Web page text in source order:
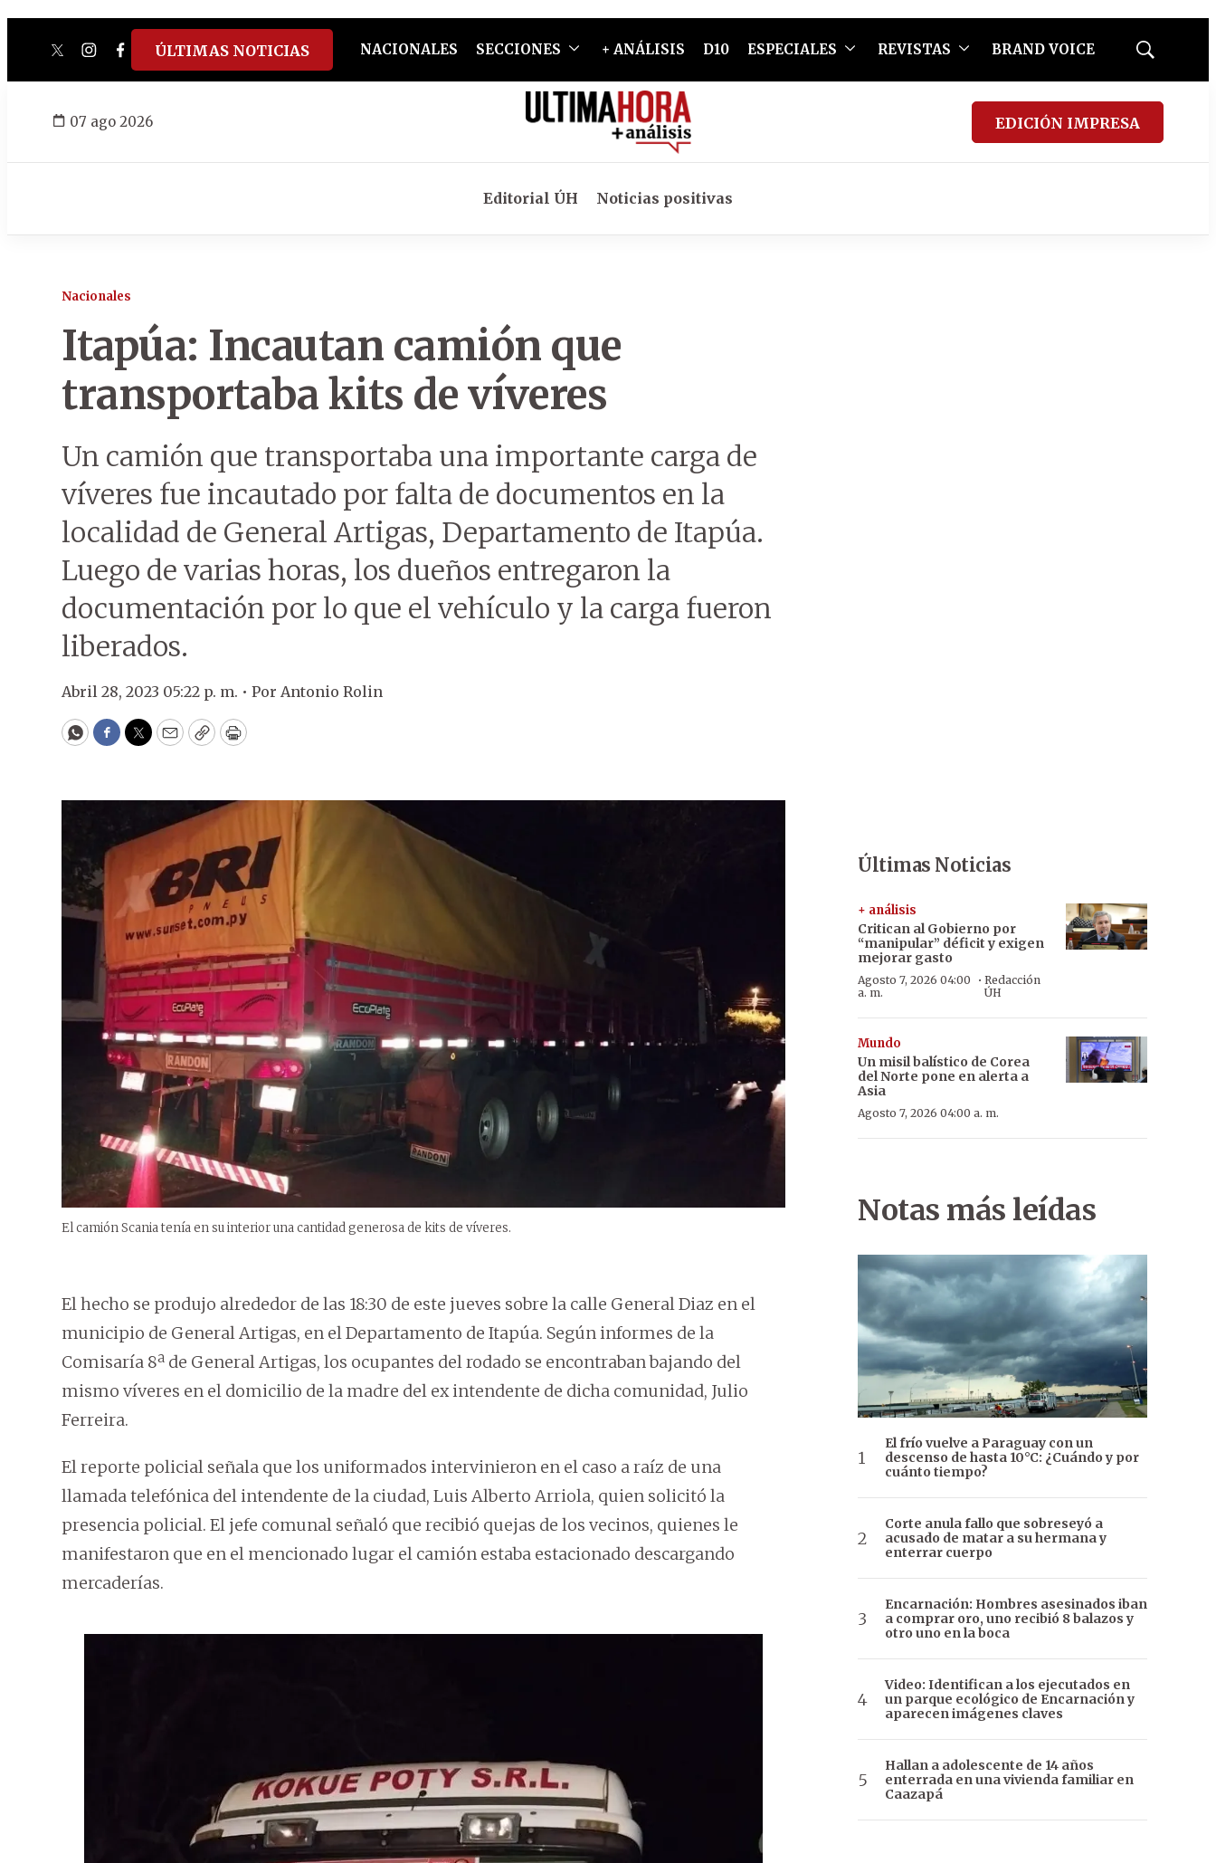
twitterinstagram
facebook
tiktokyoutube
spotify
ÚLTIMAS NOTICIAS NACIONALES SECCIONES + ANÁLISIS D10 ESPECIALES REVISTAS BRAND VOICE
Mostrar
07 ago 2026 EDICIÓN IMPRESA
Editorial ÚH Noticias positivas
Nacionales
Itapúa: Incautan camión que
transportaba kits de víveres
Un camión que transportaba una importante carga de
víveres fue incautado por falta de documentos en la
localidad de General Artigas, Departamento de Itapúa.
Luego de varias horas, los dueños entregaron la
documentación por lo que el vehículo y la carga fueron
liberados.
Abril 28, 2023 05:22 p. m. • Por Antonio Rolin
WhatsApp
Facebook
Twitter
EmailCopyPrint
El camión Scania tenía en su interior una cantidad generosa de kits de víveres.
El hecho se produjo alrededor de las 18:30 de este jueves sobre la calle General Diaz en el
municipio de General Artigas, en el Departamento de Itapúa. Según informes de la
Comisaría 8ª de General Artigas, los ocupantes del rodado se encontraban bajando del
mismo víveres en el domicilio de la madre del ex intendente de dicha comunidad, Julio
Ferreira.
El reporte policial señala que los uniformados intervinieron en el caso a raíz de una
llamada telefónica del intendente de la ciudad, Luis Alberto Arriola, quien solicitó la
presencia policial. El jefe comunal señaló que recibió quejas de los vecinos, quienes le
manifestaron que en el mencionado lugar el camión estaba estacionado descargando
mercaderías.
Últimas Noticias
+ análisis
Critican al Gobierno por
“manipular” déficit y exigen
mejorar gasto
Agosto 7, 2026 04:00
a. m.
· Redacción
ÚH
Mundo
Un misil balístico de Corea
del Norte pone en alerta a
Asia
Agosto 7, 2026 04:00 a. m.
Notas más leídas
El frío vuelve a Paraguay con un
descenso de hasta 10°C: ¿Cuándo y por
cuánto tiempo?
Corte anula fallo que sobreseyó a
acusado de matar a su hermana y
enterrar cuerpo
Encarnación: Hombres asesinados iban
a comprar oro, uno recibió 8 balazos y
otro uno en la boca
Video: Identifican a los ejecutados en
un parque ecológico de Encarnación y
aparecen imágenes claves
Hallan a adolescente de 14 años
enterrada en una vivienda familiar en
Caazapá